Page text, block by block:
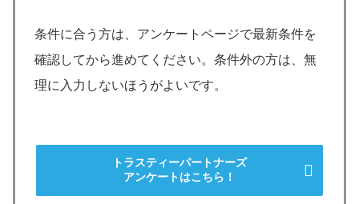
条件に合う方は、アンケートページで最新条件を
確認してから進めてください。条件外の方は、無
理に入力しないほうがよいです。
トラスティーパートナーズ
アンケートはこちら！